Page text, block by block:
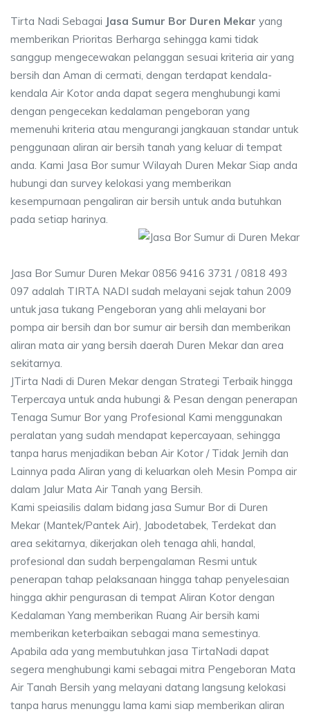
Tirta Nadi Sebagai Jasa Sumur Bor Duren Mekar yang
memberikan Prioritas Berharga sehingga kami tidak
sanggup mengecewakan pelanggan sesuai kriteria air yang
bersih dan Aman di cermati, dengan terdapat kendala-
kendala Air Kotor anda dapat segera menghubungi kami
dengan pengecekan kedalaman pengeboran yang
memenuhi kriteria atau mengurangi jangkauan standar untuk
penggunaan aliran air bersih tanah yang keluar di tempat
anda. Kami Jasa Bor sumur Wilayah Duren Mekar Siap anda
hubungi dan survey kelokasi yang memberikan
kesempurnaan pengaliran air bersih untuk anda butuhkan
pada setiap harinya.
Jasa Bor Sumur Duren Mekar 0856 9416 3731 / 0818 493
097 adalah TIRTA NADI sudah melayani sejak tahun 2009
untuk jasa tukang Pengeboran yang ahli melayani bor
pompa air bersih dan bor sumur air bersih dan memberikan
aliran mata air yang bersih daerah Duren Mekar dan area
sekitarnya.
JTirta Nadi di Duren Mekar dengan Strategi Terbaik hingga
Terpercaya untuk anda hubungi & Pesan dengan penerapan
Tenaga Sumur Bor yang Profesional Kami menggunakan
peralatan yang sudah mendapat kepercayaan, sehingga
tanpa harus menjadikan beban Air Kotor / Tidak Jernih dan
Lainnya pada Aliran yang di keluarkan oleh Mesin Pompa air
dalam Jalur Mata Air Tanah yang Bersih.
Kami speiasilis dalam bidang jasa Sumur Bor di Duren
Mekar (Mantek/Pantek Air), Jabodetabek, Terdekat dan
area sekitarnya, dikerjakan oleh tenaga ahli, handal,
profesional dan sudah berpengalaman Resmi untuk
penerapan tahap pelaksanaan hingga tahap penyelesaian
hingga akhir pengurasan di tempat Aliran Kotor dengan
Kedalaman Yang memberikan Ruang Air bersih kami
memberikan keterbaikan sebagai mana semestinya.
Apabila ada yang membutuhkan jasa TirtaNadi dapat
segera menghubungi kami sebagai mitra Pengeboran Mata
Air Tanah Bersih yang melayani datang langsung kelokasi
tanpa harus menunggu lama kami siap memberikan aliran